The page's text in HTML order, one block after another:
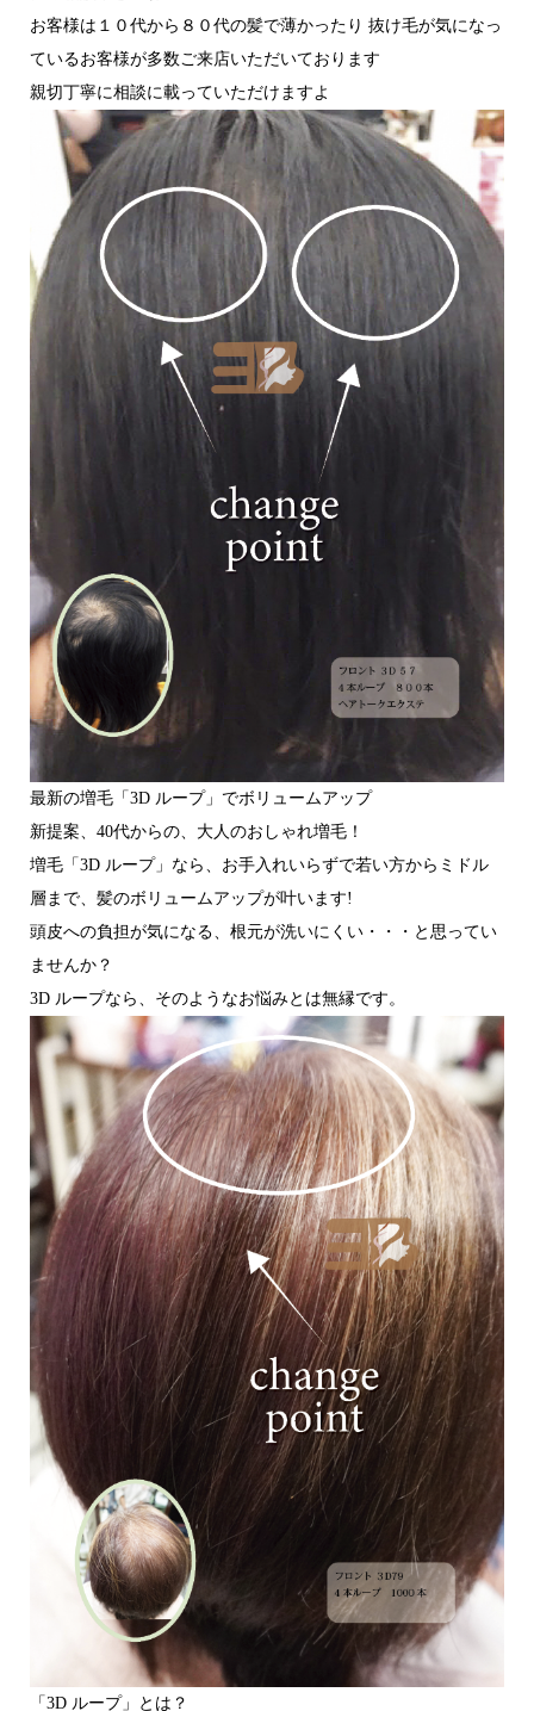
お客様は１０代から８０代の髪で薄かったり 抜け毛が気になっ
ているお客様が多数ご来店いただいております
親切丁寧に相談に載っていただけますよ
最新の増毛「3D ループ」でボリュームアップ
新提案、40代からの、大人のおしゃれ増毛！
増毛「3D ループ」なら、お手入れいらずで若い方からミドル
層まで、髪のボリュームアップが叶います!
頭皮への負担が気になる、根元が洗いにくい・・・と思ってい
ませんか？
3D ループなら、そのようなお悩みとは無縁です。
「3D ループ」とは？